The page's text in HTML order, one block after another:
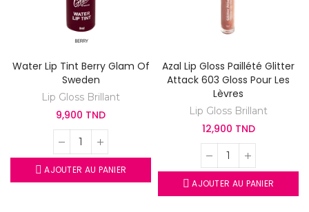
Water Lip Tint Berry Glam Of
Sweden
Lip Gloss Brillant
9,900 TND
AJOUTER AU PANIER
Azal Lip Gloss Paillété Glitter
Attack 603 Gloss Pour Les
Lèvres
Lip Gloss Brillant
12,900 TND
AJOUTER AU PANIER